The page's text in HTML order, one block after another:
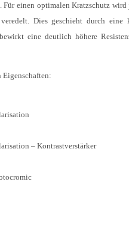
einen optimalen Kratzschutz
Dies geschieht durch
eine deutlich höhere
Eigenschaften:
– Kontrastverstärker